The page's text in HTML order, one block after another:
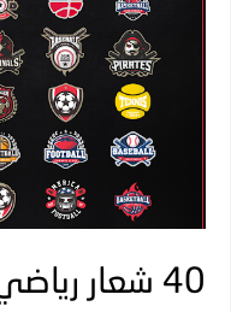
40 شعار رياضي - Logo Sport